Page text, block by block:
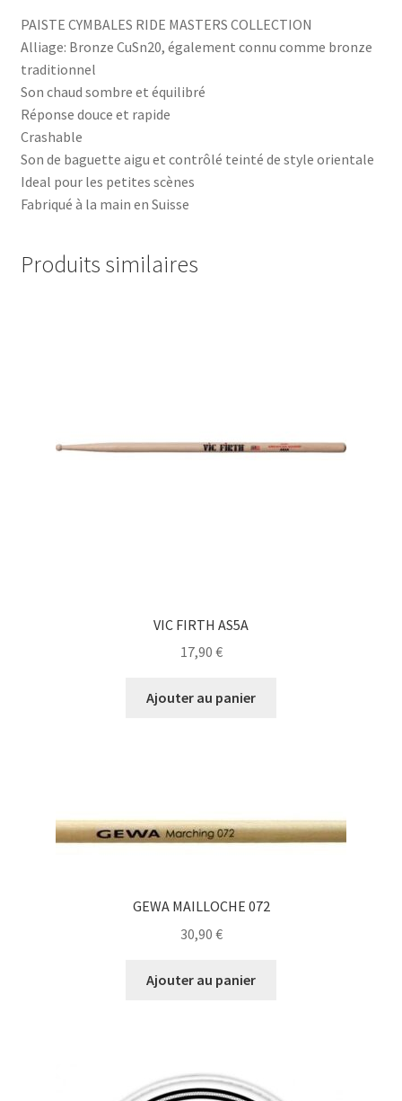
PAISTE CYMBALES RIDE MASTERS COLLECTION
Alliage: Bronze CuSn20, également connu comme bronze
traditionnel
Son chaud sombre et équilibré
Réponse douce et rapide
Crashable
Son de baguette aigu et contrôlé teinté de style orientale
Ideal pour les petites scènes
Fabriqué à la main en Suisse
Produits similaires
VIC FIRTH AS5A
17,90 €
Ajouter au panier
GEWA MAILLOCHE 072
30,90 €
Ajouter au panier